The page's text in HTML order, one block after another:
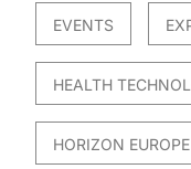
EVENTS
HEALTH
HORIZON EUROPE